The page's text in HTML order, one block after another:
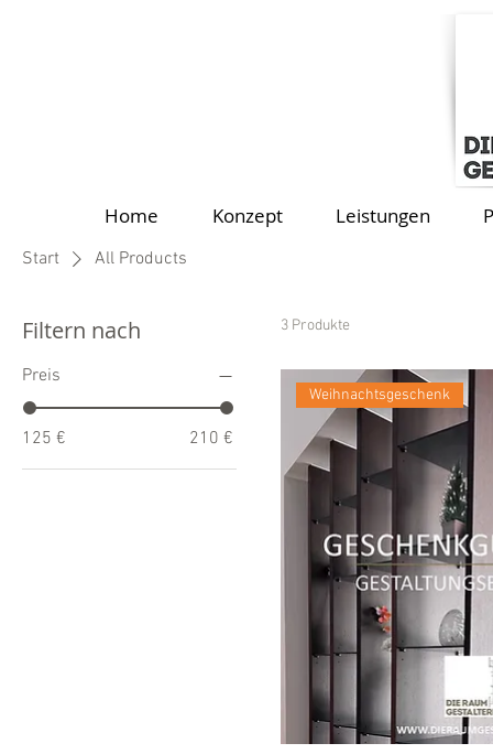
Home Konzept Leistungen
Start All Products
Filtern nach
Preis
125 € 210 €
3 Produkte
Weihnachtsgeschenk